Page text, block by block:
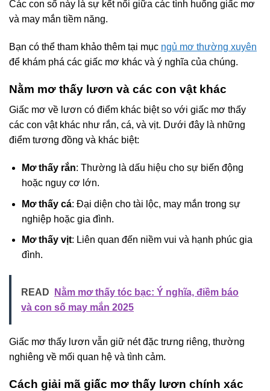
Các con số này là sự kết nối giữa các tình huống giấc mơ
và may mắn tiềm năng.
Bạn có thể tham khảo thêm tại mục ngủ mơ thường xuyên
để khám phá các giấc mơ khác và ý nghĩa của chúng.
Nằm mơ thấy lươn và các con vật khác
Giấc mơ về lươn có điểm khác biệt so với giấc mơ thấy
các con vật khác như rắn, cá, và vịt. Dưới đây là những
điểm tương đồng và khác biệt:
Mơ thấy rắn: Thường là dấu hiệu cho sự biến động
hoặc nguy cơ lớn.
Mơ thấy cá: Đại diện cho tài lộc, may mắn trong sự
nghiệp hoặc gia đình.
Mơ thấy vịt: Liên quan đến niềm vui và hạnh phúc gia
đình.
READ
Nằm mơ thấy tóc bạc: Ý nghĩa, điềm báo
và con số may mắn 2025
Giấc mơ thấy lươn vẫn giữ nét đặc trưng riêng, thường
nghiêng về mối quan hệ và tình cảm.
Cách giải mã giấc mơ thấy lươn chính xác